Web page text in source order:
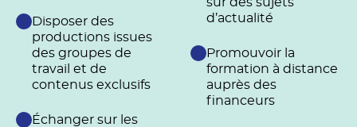
Disposer des
productions issues
des groupes de
travail et de
contenus exclusifs
Échanger sur les
d’actualité
Promouvoir la
formation à distance
auprès des
financeurs